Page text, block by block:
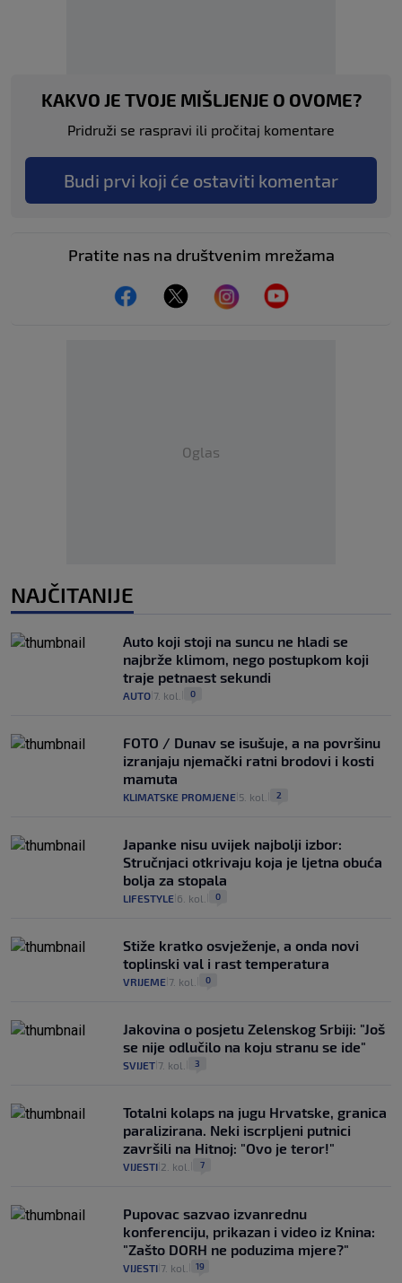
KAKVO JE TVOJE MIŠLJENJE O OVOME?
Pridruži se raspravi ili pročitaj komentare
Budi prvi koji će ostaviti komentar
Pratite nas na društvenim mrežama
Oglas
NAJČITANIJE
Auto koji stoji na suncu ne hladi se
najbrže klimom, nego postupkom koji
traje petnaest sekundi
AUTO 7. kol. 0
FOTO / Dunav se isušuje, a na površinu
izranjaju njemački ratni brodovi i kosti
mamuta
KLIMATSKE PROMJENE 5. kol. 2
Japanke nisu uvijek najbolji izbor:
Stručnjaci otkrivaju koja je ljetna obuća
bolja za stopala
LIFESTYLE 6. kol. 0
Stiže kratko osvježenje, a onda novi
toplinski val i rast temperatura
VRIJEME 7. kol. 0
Jakovina o posjetu Zelenskog Srbiji: "Još
se nije odlučilo na koju stranu se ide"
SVIJET 7. kol. 3
Totalni kolaps na jugu Hrvatske, granica
paralizirana. Neki iscrpljeni putnici
završili na Hitnoj: "Ovo je teror!"
VIJESTI 2. kol. 7
Pupovac sazvao izvanrednu
konferenciju, prikazan i video iz Knina:
"Zašto DORH ne poduzima mjere?"
VIJESTI 7. kol. 19